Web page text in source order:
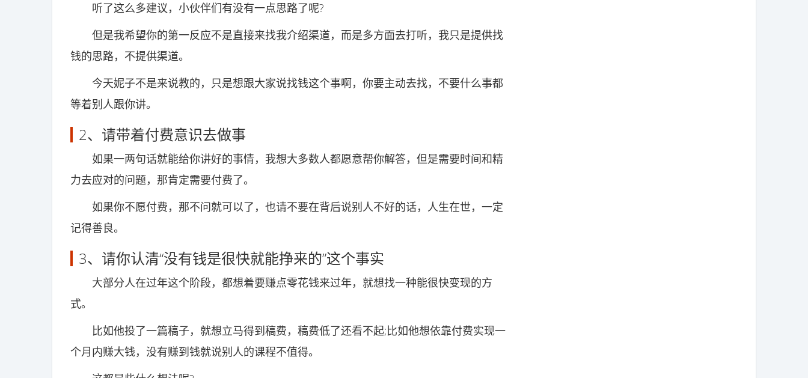
听了这么多建议，小伙伴们有没有一点思路了呢?
但是我希望你的第一反应不是直接来找我介绍渠道，而是多方面去打听，我只是提供找
钱的思路，不提供渠道。
今天妮子不是来说教的，只是想跟大家说找钱这个事啊，你要主动去找，不要什么事都
等着别人跟你讲。
2、请带着付费意识去做事
如果一两句话就能给你讲好的事情，我想大多数人都愿意帮你解答，但是需要时间和精
力去应对的问题，那肯定需要付费了。
如果你不愿付费，那不问就可以了，也请不要在背后说别人不好的话，人生在世，一定
记得善良。
3、请你认清“没有钱是很快就能挣来的”这个事实
大部分人在过年这个阶段，都想着要赚点零花钱来过年，就想找一种能很快变现的方
式。
比如他投了一篇稿子，就想立马得到稿费，稿费低了还看不起;比如他想依靠付费实现一
个月内赚大钱，没有赚到钱就说别人的课程不值得。